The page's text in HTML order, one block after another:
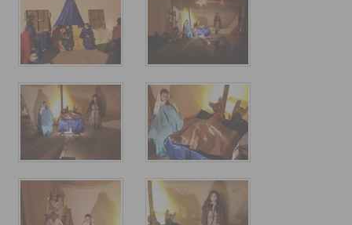
30° Anniversario Ordinazione Sacerdotale Don Nino
Festa Sant'Agostino
Video
L'Oratorio in Festa 2015